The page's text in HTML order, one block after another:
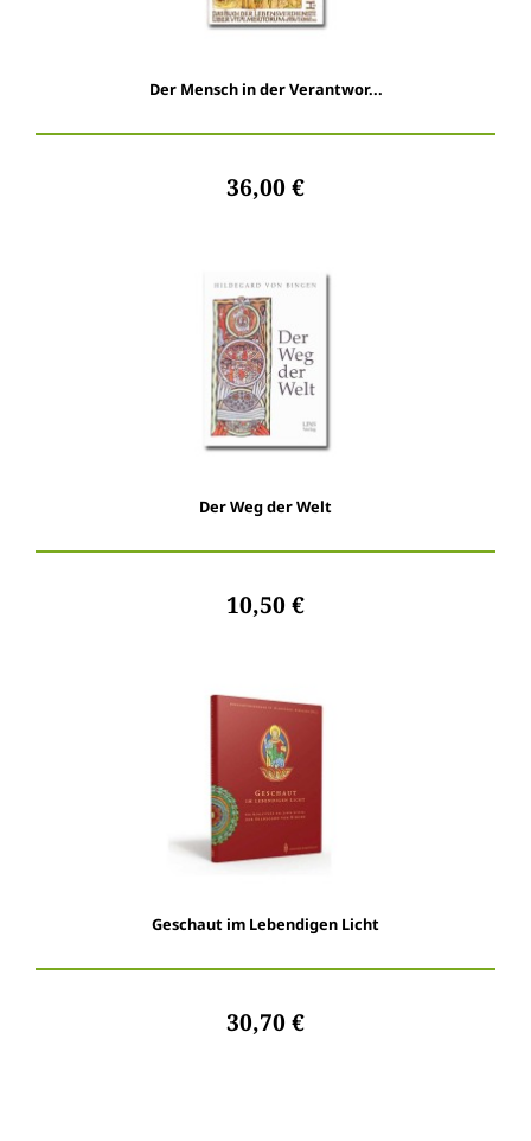
Der Mensch in der Verantwor...
36,00 €
Der Weg der Welt
10,50 €
Geschaut im Lebendigen Licht
30,70 €